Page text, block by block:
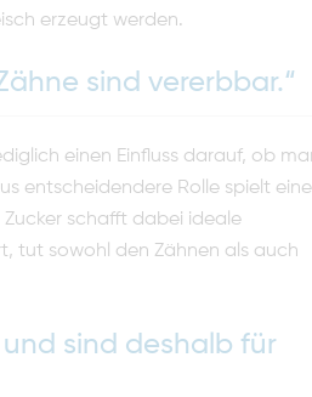
erzeugt werden.
sind vererbbar.“
einen Einfluss darauf, ob
entscheidendere Rolle spielt eine
schafft dabei ideale
tut sowohl den Zähnen als auch
und sind deshalb für